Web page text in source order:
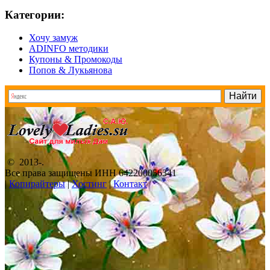
Категории:
Хочу замуж
ADINFO методики
Купоны & Промокоды
Попов & Лукьянова
© 2013-.
Все права защищены ИНН 642200056341
|Копирайтеры|Хостинг|Контакт